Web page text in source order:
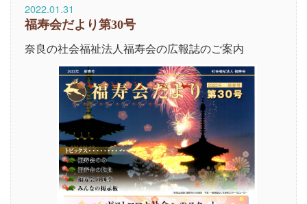
2022.01.31
福寿会だより第30号
奈良の社会福祉法人福寿会の広報誌のご案内